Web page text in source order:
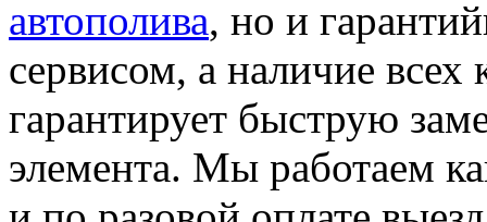
автополива, но и
сервисом, а наличие
гарантирует быструю
элемента. Мы работаем